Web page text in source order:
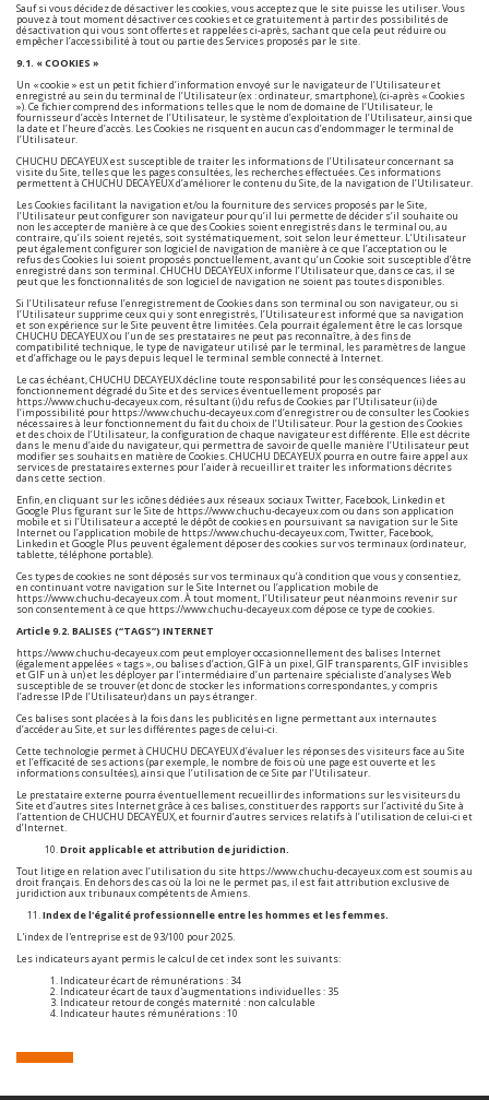
Sauf si vous décidez de désactiver les cookies, vous acceptez que le site puisse les utiliser. Vous
pouvez à tout moment désactiver ces cookies et ce gratuitement à partir des possibilités de
désactivation qui vous sont offertes et rappelées ci-après, sachant que cela peut réduire ou
empêcher l’accessibilité à tout ou partie des Services proposés par le site.
9.1. « COOKIES »
Un « cookie » est un petit fichier d’information envoyé sur le navigateur de l’Utilisateur et
enregistré au sein du terminal de l’Utilisateur (ex : ordinateur, smartphone), (ci-après « Cookies
»). Ce fichier comprend des informations telles que le nom de domaine de l’Utilisateur, le
fournisseur d’accès Internet de l’Utilisateur, le système d’exploitation de l’Utilisateur, ainsi que
la date et l’heure d’accès. Les Cookies ne risquent en aucun cas d’endommager le terminal de
l’Utilisateur.
CHUCHU DECAYEUX est susceptible de traiter les informations de l’Utilisateur concernant sa
visite du Site, telles que les pages consultées, les recherches effectuées. Ces informations
permettent à CHUCHU DECAYEUX d’améliorer le contenu du Site, de la navigation de l’Utilisateur.
Les Cookies facilitant la navigation et/ou la fourniture des services proposés par le Site,
l’Utilisateur peut configurer son navigateur pour qu’il lui permette de décider s’il souhaite ou
non les accepter de manière à ce que des Cookies soient enregistrés dans le terminal ou, au
contraire, qu’ils soient rejetés, soit systématiquement, soit selon leur émetteur. L’Utilisateur
peut également configurer son logiciel de navigation de manière à ce que l’acceptation ou le
refus des Cookies lui soient proposés ponctuellement, avant qu’un Cookie soit susceptible d’être
enregistré dans son terminal. CHUCHU DECAYEUX informe l’Utilisateur que, dans ce cas, il se
peut que les fonctionnalités de son logiciel de navigation ne soient pas toutes disponibles.
Si l’Utilisateur refuse l’enregistrement de Cookies dans son terminal ou son navigateur, ou si
l’Utilisateur supprime ceux qui y sont enregistrés, l’Utilisateur est informé que sa navigation
et son expérience sur le Site peuvent être limitées. Cela pourrait également être le cas lorsque
CHUCHU DECAYEUX ou l’un de ses prestataires ne peut pas reconnaître, à des fins de
compatibilité technique, le type de navigateur utilisé par le terminal, les paramètres de langue
et d’affichage ou le pays depuis lequel le terminal semble connecté à Internet.
Le cas échéant, CHUCHU DECAYEUX décline toute responsabilité pour les conséquences liées au
fonctionnement dégradé du Site et des services éventuellement proposés par
https://www.chuchu-decayeux.com, résultant (i) du refus de Cookies par l’Utilisateur (ii) de
l’impossibilité pour https://www.chuchu-decayeux.com d’enregistrer ou de consulter les Cookies
nécessaires à leur fonctionnement du fait du choix de l’Utilisateur. Pour la gestion des Cookies
et des choix de l’Utilisateur, la configuration de chaque navigateur est différente. Elle est décrite
dans le menu d’aide du navigateur, qui permettra de savoir de quelle manière l’Utilisateur peut
modifier ses souhaits en matière de Cookies. CHUCHU DECAYEUX pourra en outre faire appel aux
services de prestataires externes pour l’aider à recueillir et traiter les informations décrites
dans cette section.
Enfin, en cliquant sur les icônes dédiées aux réseaux sociaux Twitter, Facebook, Linkedin et
Google Plus figurant sur le Site de https://www.chuchu-decayeux.com ou dans son application
mobile et si l’Utilisateur a accepté le dépôt de cookies en poursuivant sa navigation sur le Site
Internet ou l’application mobile de https://www.chuchu-decayeux.com, Twitter, Facebook,
Linkedin et Google Plus peuvent également déposer des cookies sur vos terminaux (ordinateur,
tablette, téléphone portable).
Ces types de cookies ne sont déposés sur vos terminaux qu’à condition que vous y consentiez,
en continuant votre navigation sur le Site Internet ou l’application mobile de
https://www.chuchu-decayeux.com. À tout moment, l’Utilisateur peut néanmoins revenir sur
son consentement à ce que https://www.chuchu-decayeux.com dépose ce type de cookies.
Article 9.2. BALISES (“TAGS”) INTERNET
https://www.chuchu-decayeux.com peut employer occasionnellement des balises Internet
(également appelées « tags », ou balises d’action, GIF à un pixel, GIF transparents, GIF invisibles
et GIF un à un) et les déployer par l’intermédiaire d’un partenaire spécialiste d’analyses Web
susceptible de se trouver (et donc de stocker les informations correspondantes, y compris
l’adresse IP de l’Utilisateur) dans un pays étranger.
Ces balises sont placées à la fois dans les publicités en ligne permettant aux internautes
d’accéder au Site, et sur les différentes pages de celui-ci.
Cette technologie permet à CHUCHU DECAYEUX d’évaluer les réponses des visiteurs face au Site
et l’efficacité de ses actions (par exemple, le nombre de fois où une page est ouverte et les
informations consultées), ainsi que l’utilisation de ce Site par l’Utilisateur.
Le prestataire externe pourra éventuellement recueillir des informations sur les visiteurs du
Site et d’autres sites Internet grâce à ces balises, constituer des rapports sur l’activité du Site à
l’attention de CHUCHU DECAYEUX, et fournir d’autres services relatifs à l’utilisation de celui-ci et
d’Internet.
Droit applicable et attribution de juridiction.
Tout litige en relation avec l’utilisation du site https://www.chuchu-decayeux.com est soumis au
droit français. En dehors des cas où la loi ne le permet pas, il est fait attribution exclusive de
juridiction aux tribunaux compétents de Amiens.
11.Index de l'égalité professionnelle entre les hommes et les femmes.
L'index de l'entreprise est de 93/100 pour 2025.
Les indicateurs ayant permis le calcul de cet index sont les suivants:
Indicateur écart de rémunérations : 34
Indicateur écart de taux d'augmentations individuelles : 35
Indicateur retour de congés maternité : non calculable
Indicateur hautes rémunérations : 10